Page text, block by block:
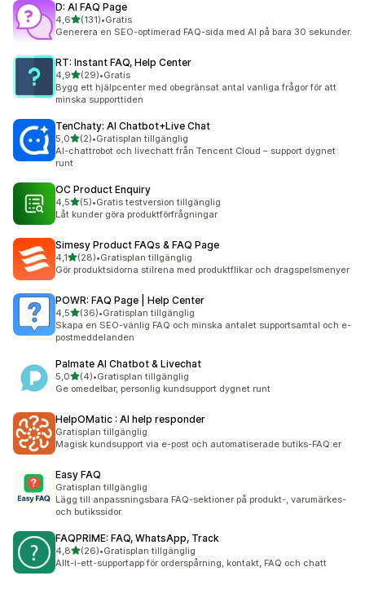
D: AI FAQ Page
4,6av 5 stjärnor
(131)
131 recensioner totalt
•Gratis
Generera en SEO-optimerad FAQ-sida med AI på bara 30 sekunder.
RT: Instant FAQ, Help Center
4,9av 5 stjärnor
(29)
29 recensioner totalt
•Gratis
Bygg ett hjälpcenter med obegränsat antal vanliga frågor för att
minska supporttiden
TenChaty: AI Chatbot+Live Chat
5,0av 5 stjärnor
(2)
2 recensioner totalt
•Gratisplan tillgänglig
AI-chattrobot och livechatt från Tencent Cloud – support dygnet
runt
OC Product Enquiry
4,5av 5 stjärnor
(5)
5 recensioner totalt
•Gratis testversion tillgänglig
Låt kunder göra produktförfrågningar
Simesy Product FAQs & FAQ Page
4,1av 5 stjärnor
(28)
28 recensioner totalt
•Gratisplan tillgänglig
Gör produktsidorna stilrena med produktflikar och dragspelsmenyer
POWR: FAQ Page | Help Center
4,5av 5 stjärnor
(36)
36 recensioner totalt
•Gratisplan tillgänglig
Skapa en SEO-vänlig FAQ och minska antalet supportsamtal och e-
postmeddelanden
Palmate AI Chatbot & Livechat
5,0av 5 stjärnor
(4)
4 recensioner totalt
•Gratisplan tillgänglig
Ge omedelbar, personlig kundsupport dygnet runt
HelpOMatic : AI help responder
Gratisplan tillgänglig
Magisk kundsupport via e-post och automatiserade butiks-FAQ:er
Easy FAQ
Gratisplan tillgänglig
Lägg till anpassningsbara FAQ-sektioner på produkt-, varumärkes-
och butikssidor.
FAQPRIME: FAQ, WhatsApp, Track
4,8av 5 stjärnor
(26)
26 recensioner totalt
•Gratisplan tillgänglig
Allt-i-ett-supportapp för orderspårning, kontakt, FAQ och chatt